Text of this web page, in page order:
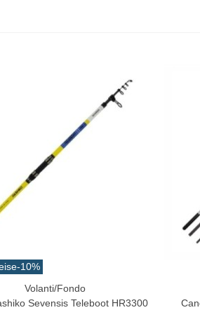
-10%
Volanti/Fondo
Sevensis Teleboot HR3300
In